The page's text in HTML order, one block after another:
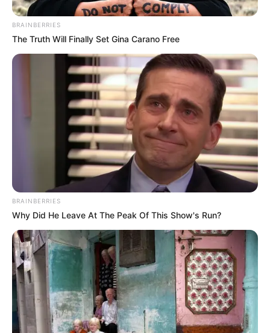
BRAINBERRIES
The Truth Will Finally Set Gina Carano Free
BRAINBERRIES
Why Did He Leave At The Peak Of This Show's Run?